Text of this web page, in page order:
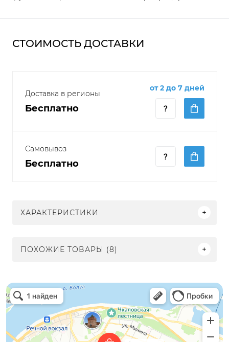
СТОИМОСТЬ ДОСТАВКИ
Доставка в регионы
Бесплатно
от 2 до 7 дней
Самовывоз
Бесплатно
ХАРАКТЕРИСТИКИ
ПОХОЖИЕ ТОВАРЫ (8)
Электрон
Светильники в Нижнем Новгороде
Электротехническая продукция в Нижнем Новгороде